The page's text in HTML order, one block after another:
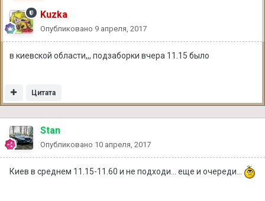
Kuzka
Опубликовано 9 апреля, 2017
в киевской области,,, подзаборки вчера 11.15 было
Цитата
Stan
Опубликовано 10 апреля, 2017
Киев в среднем 11.15-11.60 и не подходи... еще и очереди...